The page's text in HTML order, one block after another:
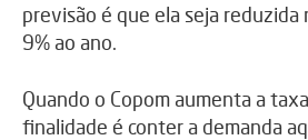
previsão é que ela seja
9% ao ano.
Quando o Copom aumenta a
finalidade é conter a demanda